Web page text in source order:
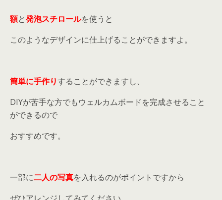
額と発泡スチロールを使うと
このようなデザインに仕上げることができますよ。
簡単に手作りすることができますし、
DIYが苦手な方でもウェルカムボードを完成させること
ができるので
おすすめです。
一部に二人の写真を入れるのがポイントですから